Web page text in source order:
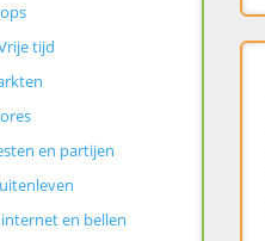
tijd
en partijen
internet en bellen